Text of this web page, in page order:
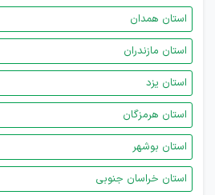
استان همدان
استان مازندران
استان یزد
استان هرمزگان
استان بوشهر
استان خراسان جنوبی